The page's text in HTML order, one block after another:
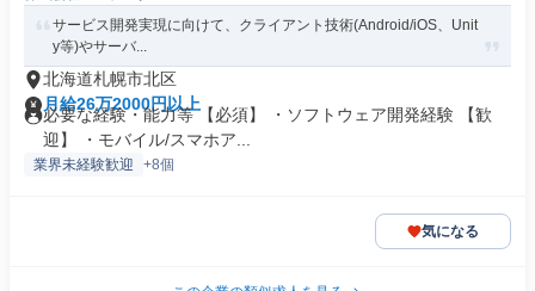
サービス開発実現に向けて、クライアント技術(Android/iOS、Unit
y等)やサーバ...
北海道札幌市北区
月給26万2000円以上
必要な経験・能力等 【必須】 ・ソフトウェア開発経験 【歓
迎】 ・モバイル/スマホア...
業界未経験歓迎 +8個
気になる